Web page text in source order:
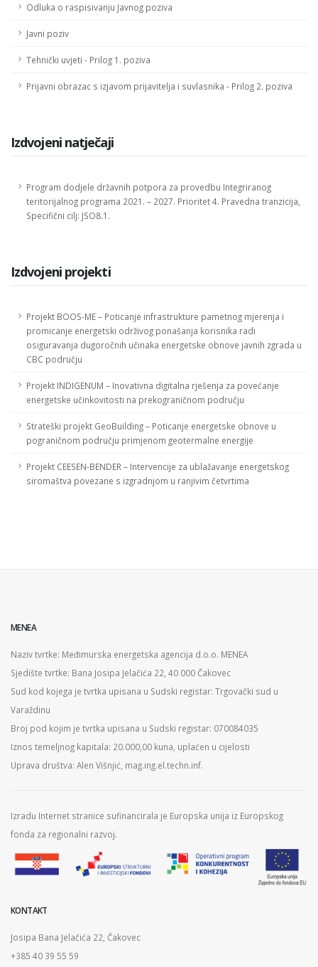
Odluka o raspisivanju Javnog poziva
Javni poziv
Tehnički uvjeti - Prilog 1. poziva
Prijavni obrazac s izjavom prijavitelja i suvlasnika - Prilog 2. poziva
Izdvojeni natječaji
Program dodjele državnih potpora za provedbu Integriranog
teritorijalnog programa 2021. – 2027. Prioritet 4. Pravedna tranzicija,
Specifični cilj: JSO8.1.
Izdvojeni projekti
Projekt BOOS-ME – Poticanje infrastrukture pametnog mjerenja i
promicanje energetski održivog ponašanja korisnika radi
osiguravanja dugoročnih učinaka energetske obnove javnih zgrada u
CBC području
Projekt INDIGENUM – Inovativna digitalna rješenja za povećanje
energetske učinkovitosti na prekograničnom području
Strateški projekt GeoBuilding – Poticanje energetske obnove u
pograničnom području primjenom geotermalne energije
Projekt CEESEN-BENDER – Intervencije za ublažavanje energetskog
siromaštva povezane s izgradnjom u ranjivim četvrtima
MENEA
Naziv tvrtke: Međimurska energetska agencija d.o.o. MENEA
Sjedište tvrtke: Bana Josipa Jelačića 22, 40 000 Čakovec
Sud kod kojega je tvrtka upisana u Sudski registar: Trgovački sud u
Varaždinu
Broj pod kojim je tvrtka upisana u Sudski registar: 070084035
Iznos temeljnog kapitala: 20.000,00 kuna, uplaćen u cijelosti
Uprava društva: Alen Višnjić, mag.ing.el.techn.inf.
Izradu Internet stranice sufinancirala je Europska unija iz Europskog
fonda za regionalni razvoj.
KONTAKT
Josipa Bana Jelačića 22, Čakovec
+385 40 39 55 59